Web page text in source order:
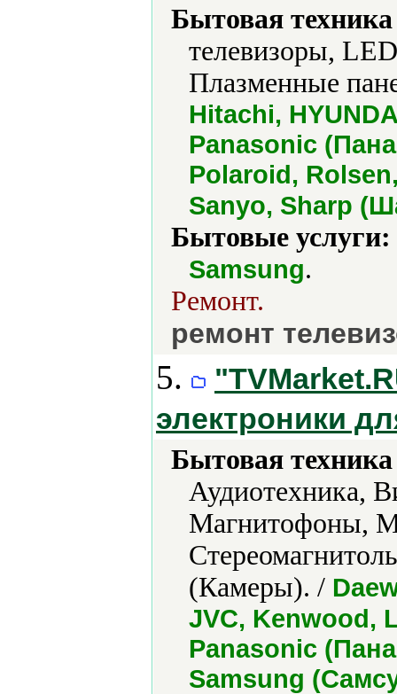
Бытовая
телевизоры,
Плазменные
Hitachi,
Panasonic
Polaroid,
Sanyo, Sharp
Бытовые услуги:
Samsung.
Ремонт.
ремонт
5.
электроники
Бытовая
Аудиотехника,
Магнитофоны,
(Камеры). /
JVC, Kenwood,
Panasonic
Samsung